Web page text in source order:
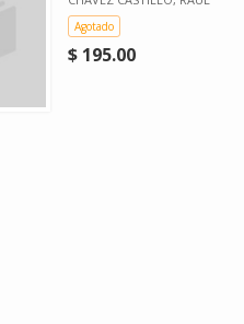
Agotado
$ 195.00